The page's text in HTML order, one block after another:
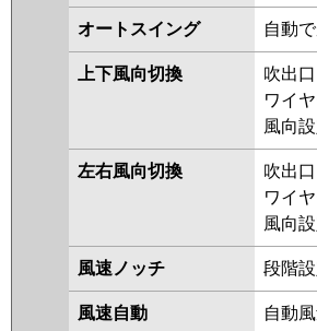
SSRU80BFV
SSRHU80BFV
SSRHU80BCV
SSRH80BCNV
SSRU80BCNV
RCXA08043JMUB
RPXA08033JMU
RPXA08023JM
RCXA08033JX
RCXA08012JM
オートスイング 自動
上下風向切換
吹出
ワイ
風向設
左右風向切換
吹出
ワイ
風向設
風速ノッチ 段階設
風速自動 自動